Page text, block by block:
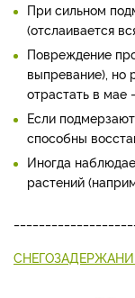
При сильном
(отслаивается
Повреждение
выпревание), но
отрастать в мае
Если
способны
Иногда
растений